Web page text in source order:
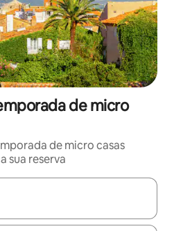
de micro
de micro casas
sua reserva
disponíveis, explore-os